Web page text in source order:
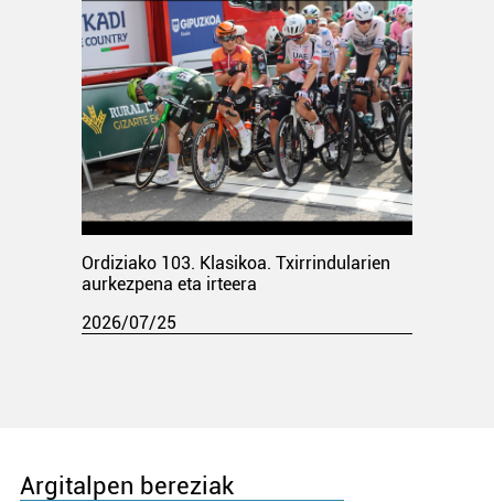
Ordiziako 103. Klasikoa. Txirrindularien
aurkezpena eta irteera
2026/07/25
Argitalpen bereziak